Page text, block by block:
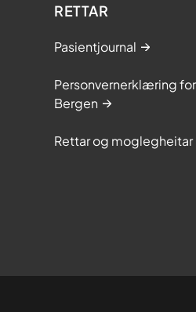
RETTAR
Pasientjournal
Personvernerklæring
Bergen
Rettar og moglegheitar